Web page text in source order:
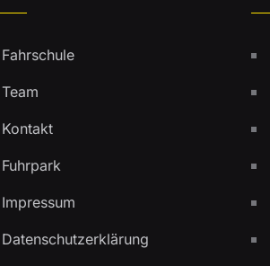
Fahrschule
Team
Kontakt
Fuhrpark
Impressum
Datenschutzerklärung